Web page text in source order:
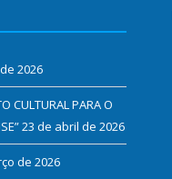
2026
CULTURAL PARA O
23 de abril de 2026
de 2026